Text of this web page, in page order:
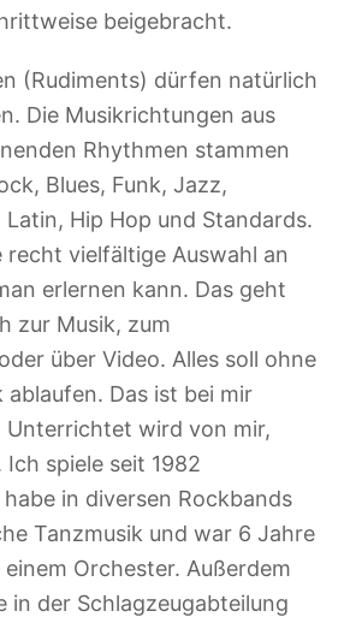
beigebracht.
(Rudiments) dürfen natürlich
Die Musikrichtungen aus
Rhythmen stammen
Blues, Funk, Jazz,
Hip Hop und Standards.
recht vielfältige Auswahl an
erlernen kann. Das geht
zur Musik, zum
über Video. Alles soll ohne
ablaufen. Das ist bei mir
Unterrichtet wird von mir,
spiele seit 1982
in diversen Rockbands
Tanzmusik und war 6 Jahre
Orchester. Außerdem
in der Schlagzeugabteilung